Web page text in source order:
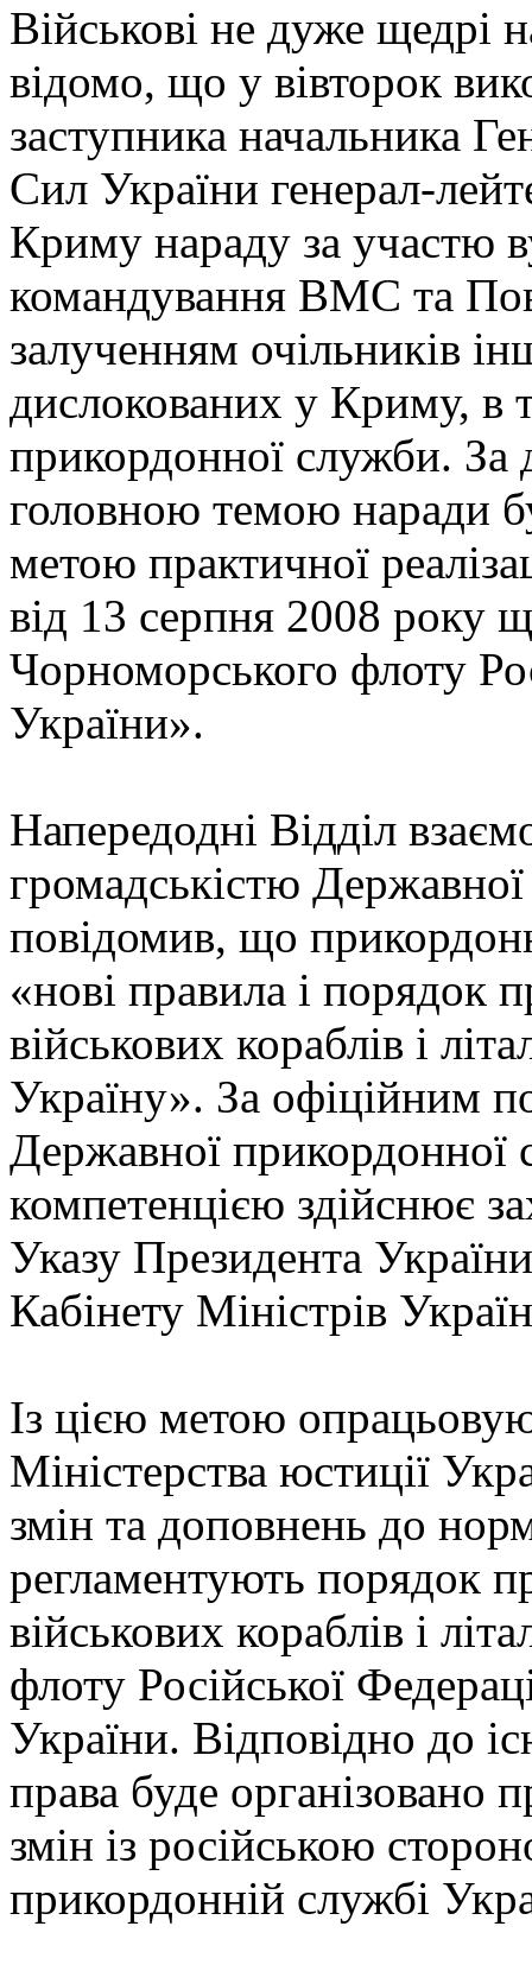
Військові не дуже щедрі
відомо, що у вівторок
заступника начальника
Сил України генерал-
Криму нараду за участю
командування ВМС та
залученням очільників
дислокованих у Криму, в
прикордонної служби. За
головною темою наради
метою практичної
від 13 серпня 2008 року
Чорноморського флоту
України».
Напередодні Відділ
громадськістю
повідомив, що
«нові правила і порядок
військових кораблів і
Україну». За офіційним
Державної прикордонної
компетенцією здійснює
Указу Президента
Кабінету Міністрів
Із цією метою
Міністерства юстиції
змін та доповнень до
регламентують порядок
військових кораблів і
флоту Російської
України. Відповідно до
права буде організовано
змін із російською
прикордонній службі